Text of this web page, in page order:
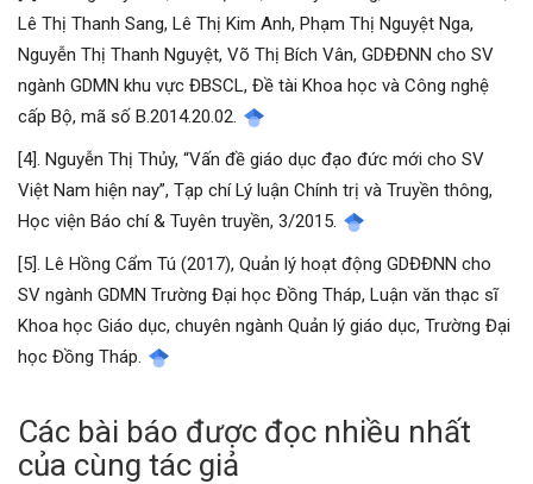
Lê Thị Thanh Sang, Lê Thị Kim Anh, Phạm Thị Nguyệt Nga,
Nguyễn Thị Thanh Nguyệt, Võ Thị Bích Vân, GDĐĐNN cho SV
ngành GDMN khu vực ĐBSCL, Đề tài Khoa học và Công nghệ
cấp Bộ, mã số B.2014.20.02.
[4]. Nguyễn Thị Thủy, “Vấn đề giáo dục đạo đức mới cho SV
Việt Nam hiện nay”, Tạp chí Lý luận Chính trị và Truyền thông,
Học viện Báo chí & Tuyên truyền, 3/2015.
[5]. Lê Hồng Cẩm Tú (2017), Quản lý hoạt động GDĐĐNN cho
SV ngành GDMN Trường Đại học Đồng Tháp, Luận văn thạc sĩ
Khoa học Giáo dục, chuyên ngành Quản lý giáo dục, Trường Đại
học Đồng Tháp.
Các bài báo được đọc nhiều nhất
của cùng tác giả